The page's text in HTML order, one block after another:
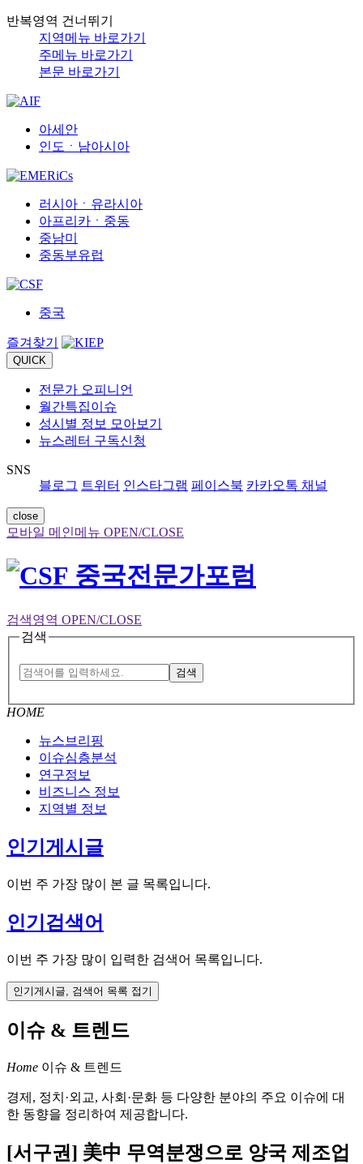
반복영역 건너뛰기
지역메뉴 바로가기
주메뉴 바로가기
본문 바로가기
아세안
인도ㆍ남아시아
러시아ㆍ유라시아
아프리카ㆍ중동
중남미
중동부유럽
중국
즐겨찾기
QUICK
전문가 오피니언
월간특집이슈
성시별 정보 모아보기
뉴스레터 구독신청
SNS
블로그 트위터 인스타그램 페이스북 카카오톡 채널
close
모바일 메인메뉴 OPEN/CLOSE
검색영역 OPEN/CLOSE
검색
검색
HOME
뉴스브리핑
이슈심층분석
연구정보
비즈니스 정보
지역별 정보
인기게시글
이번 주 가장 많이 본 글 목록입니다.
인기검색어
이번 주 가장 많이 입력한 검색어 목록입니다.
인기게시글, 검색어 목록 접기
이슈 & 트렌드
Home 이슈 & 트렌드
경제, 정치·외교, 사회·문화 등 다양한 분야의 주요 이슈에 대
한 동향을 정리하여 제공합니다.
[서구권] 美中 무역분쟁으로 양국 제조업